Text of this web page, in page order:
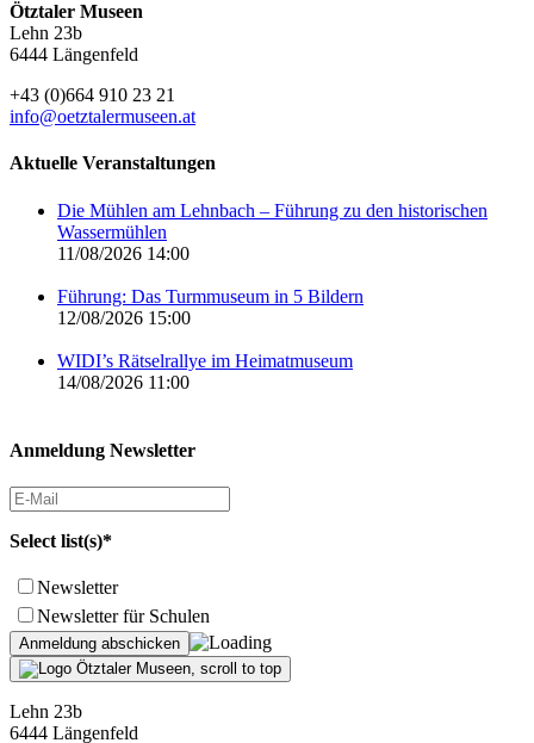
Ötztaler Museen
Lehn 23b
6444 Längenfeld
+43 (0)664 910 23 21
info@oetztalermuseen.at
Aktuelle Veranstaltungen
Die Mühlen am Lehnbach – Führung zu den historischen
Wassermühlen
11/08/2026 14:00
Führung: Das Turmmuseum in 5 Bildern
12/08/2026 15:00
WIDI’s Rätselrallye im Heimatmuseum
14/08/2026 11:00
Anmeldung Newsletter
Select list(s)*
Newsletter
Newsletter für Schulen
Lehn 23b
6444 Längenfeld